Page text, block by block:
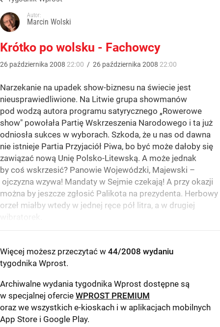
Autor:
Marcin Wolski
Krótko po wolsku - Fachowcy
26 października 2008 22:00 / 26 października 2008 22:00
Narzekanie na upadek show-biznesu na świecie jest
nieusprawiedliwione. Na Litwie grupa showmanów
pod wodzą autora programu satyrycznego „Rowerowe
show" powołała Partię Wskrzeszenia Narodowego i ta już
odniosła sukces w wyborach. Szkoda, że u nas od dawna
nie istnieje Partia Przyjaciół Piwa, bo być może dałoby się
zawiązać nową Unię Polsko-Litewską. A może jednak
by coś wskrzesić? Panowie Wojewódzki, Majewski –
ojczyzna wzywa! Mandaty w Sejmie czekają! A przy okazji
można by jeszcze zgłosić Palikota na prezydenta. Herbowy
orzeł miałby wtedy w jednej ręce pół litra, a w drugiej
wibratorek.
Więcej możesz przeczytać w 44/2008 wydaniu
tygodnika Wprost.
Archiwalne wydania tygodnika Wprost dostępne są
w specjalnej ofercie WPROST PREMIUM
oraz we wszystkich e-kioskach i w aplikacjach mobilnych
App Store i Google Play.